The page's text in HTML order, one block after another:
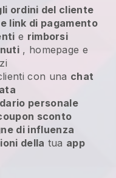
ordini del cliente
link di pagamento
e rimborsi
, homepage e
con una chat
personale
sconto
di influenza
della tua app